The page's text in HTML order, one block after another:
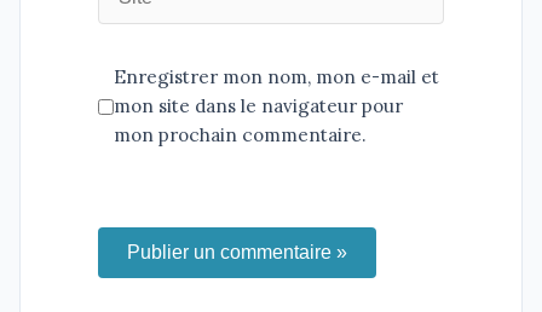
Enregistrer mon nom, mon e-mail et
mon site dans le navigateur pour
mon prochain commentaire.
Publier un commentaire »